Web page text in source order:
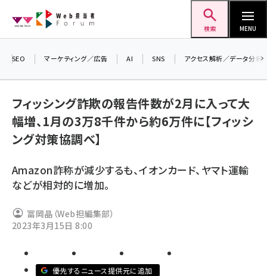
ン
検索 MENU
seo (3526)
youtube (2434)
セミナー (2307)
meo (1275)
SEO マーケティング／広告 AI SNS アクセス解析／データ分析
フィッシング詐欺の報告件数が2月に入って大
幅増、1月の3万8千件から約6万件に【フィッシ
ング対策協調べ】
Amazon詐称が減少するも、イオンカード、ヤマト運輸
などが相対的に増加。
冨岡晶（Web担編集部）
2023年3月15日 8:00
優先するニュース提供元に追加